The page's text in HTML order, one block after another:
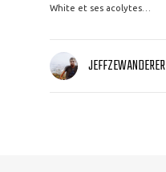
White et ses acolytes…
JEFFZEWANDERER